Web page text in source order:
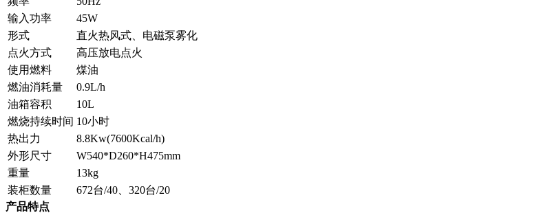
输入功率
45W
形式
直火热风式、电磁泵雾化
点火方式
高压放电点火
使用燃料
煤油
燃油消耗量
0.9L/h
油箱容积
10L
燃烧持续时间 10小时
热出力
8.8Kw(7600Kcal/h)
外形尺寸
W540*D260*H475mm
重量
13kg
装柜数量
672台/40、320台/20
产品特点